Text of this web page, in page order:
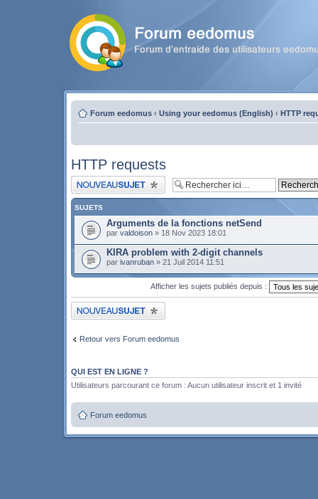
Forum eedomus ‹ Using your eedomus (English) ‹ HTTP
HTTP requests
Publier un nouveau sujet
SUJETS
Arguments de la fonctions netSend
par valdoison » 18 Nov 2023 18:01
KIRA problem with 2-digit channels
par ivanruban » 21 Juil 2014 11:51
Afficher les sujets publiés depuis :
Publier un nouveau sujet
Retour vers Forum eedomus
QUI EST EN LIGNE ?
Utilisateurs parcourant ce forum : Aucun utilisateur inscrit et 1 invité
Forum eedomus